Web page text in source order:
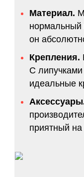
Материал.
нормальный
он
Крепления.
С
идеальные
приятный на